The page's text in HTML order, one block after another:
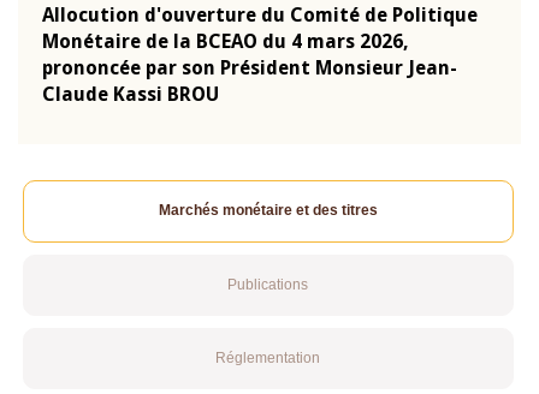
Allocution d'ouverture du Comité de Politique
Monétaire de la BCEAO du 4 mars 2026,
prononcée par son Président Monsieur Jean-
Claude Kassi BROU
Marchés monétaire et des titres
Publications
Réglementation